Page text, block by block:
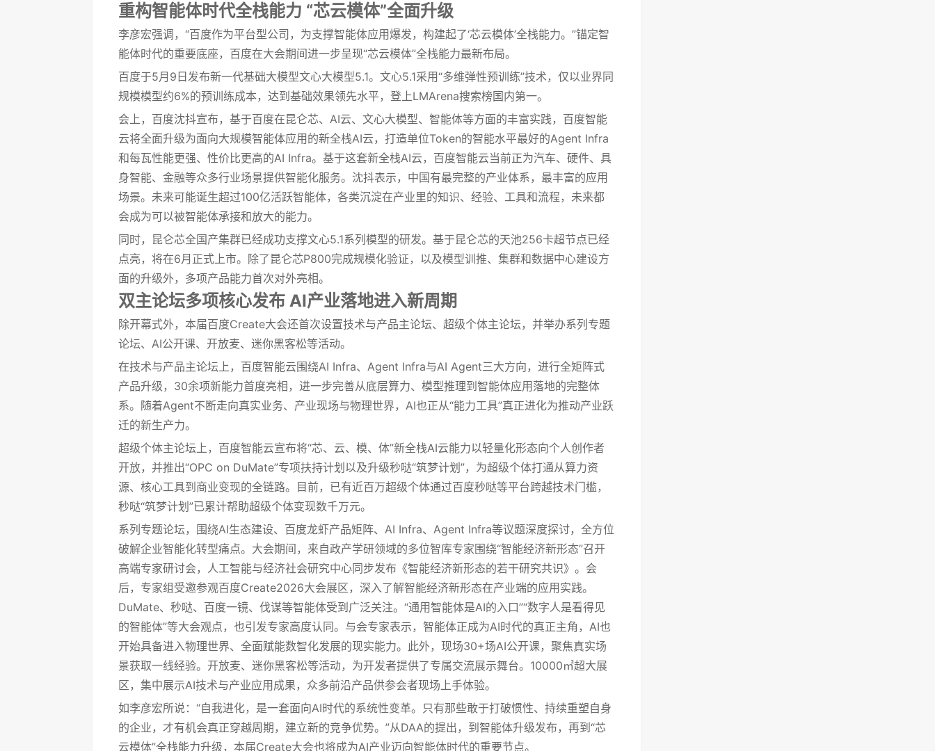
重构智能体时代全栈能力 “芯云模体”全面升级
李彦宏强调，“百度作为平台型公司，为支撑智能体应用爆发，构建起了‘芯云模体’全栈能力。”锚定智
能体时代的重要底座，百度在大会期间进一步呈现“芯云模体”全栈能力最新布局。
百度于5月9日发布新一代基础大模型文心大模型5.1。文心5.1采用“多维弹性预训练”技术，仅以业界同
规模模型约6%的预训练成本，达到基础效果领先水平，登上LMArena搜索榜国内第一。
会上，百度沈抖宣布，基于百度在昆仑芯、AI云、文心大模型、智能体等方面的丰富实践，百度智能
云将全面升级为面向大规模智能体应用的新全栈AI云，打造单位Token的智能水平最好的Agent Infra
和每瓦性能更强、性价比更高的AI Infra。基于这套新全栈AI云，百度智能云当前正为汽车、硬件、具
身智能、金融等众多行业场景提供智能化服务。沈抖表示，中国有最完整的产业体系，最丰富的应用
场景。未来可能诞生超过100亿活跃智能体，各类沉淀在产业里的知识、经验、工具和流程，未来都
会成为可以被智能体承接和放大的能力。
同时，昆仑芯全国产集群已经成功支撑文心5.1系列模型的研发。基于昆仑芯的天池256卡超节点已经
点亮，将在6月正式上市。除了昆仑芯P800完成规模化验证，以及模型训推、集群和数据中心建设方
面的升级外，多项产品能力首次对外亮相。
双主论坛多项核心发布 AI产业落地进入新周期
除开幕式外，本届百度Create大会还首次设置技术与产品主论坛、超级个体主论坛，并举办系列专题
论坛、AI公开课、开放麦、迷你黑客松等活动。
在技术与产品主论坛上，百度智能云围绕AI Infra、Agent Infra与AI Agent三大方向，进行全矩阵式
产品升级，30余项新能力首度亮相，进一步完善从底层算力、模型推理到智能体应用落地的完整体
系。随着Agent不断走向真实业务、产业现场与物理世界，AI也正从“能力工具”真正进化为推动产业跃
迁的新生产力。
超级个体主论坛上，百度智能云宣布将“芯、云、模、体”新全栈AI云能力以轻量化形态向个人创作者
开放，并推出“OPC on DuMate”专项扶持计划以及升级秒哒“筑梦计划”，为超级个体打通从算力资
源、核心工具到商业变现的全链路。目前，已有近百万超级个体通过百度秒哒等平台跨越技术门槛，
秒哒“筑梦计划”已累计帮助超级个体变现数千万元。
系列专题论坛，围绕AI生态建设、百度龙虾产品矩阵、AI Infra、Agent Infra等议题深度探讨，全方位
破解企业智能化转型痛点。大会期间，来自政产学研领域的多位智库专家围绕“智能经济新形态”召开
高端专家研讨会，人工智能与经济社会研究中心同步发布《智能经济新形态的若干研究共识》。会
后，专家组受邀参观百度Create2026大会展区，深入了解智能经济新形态在产业端的应用实践。
DuMate、秒哒、百度一镜、伐谋等智能体受到广泛关注。“通用智能体是AI的入口”“数字人是看得见
的智能体”等大会观点，也引发专家高度认同。与会专家表示，智能体正成为AI时代的真正主角，AI也
开始具备进入物理世界、全面赋能数智化发展的现实能力。此外，现场30+场AI公开课，聚焦真实场
景获取一线经验。开放麦、迷你黑客松等活动，为开发者提供了专属交流展示舞台。10000㎡超大展
区，集中展示AI技术与产业应用成果，众多前沿产品供参会者现场上手体验。
如李彦宏所说：“自我进化，是一套面向AI时代的系统性变革。只有那些敢于打破惯性、持续重塑自身
的企业，才有机会真正穿越周期，建立新的竞争优势。”从DAA的提出，到智能体升级发布，再到“芯
云模体”全栈能力升级，本届Create大会也将成为AI产业迈向智能体时代的重要节点。